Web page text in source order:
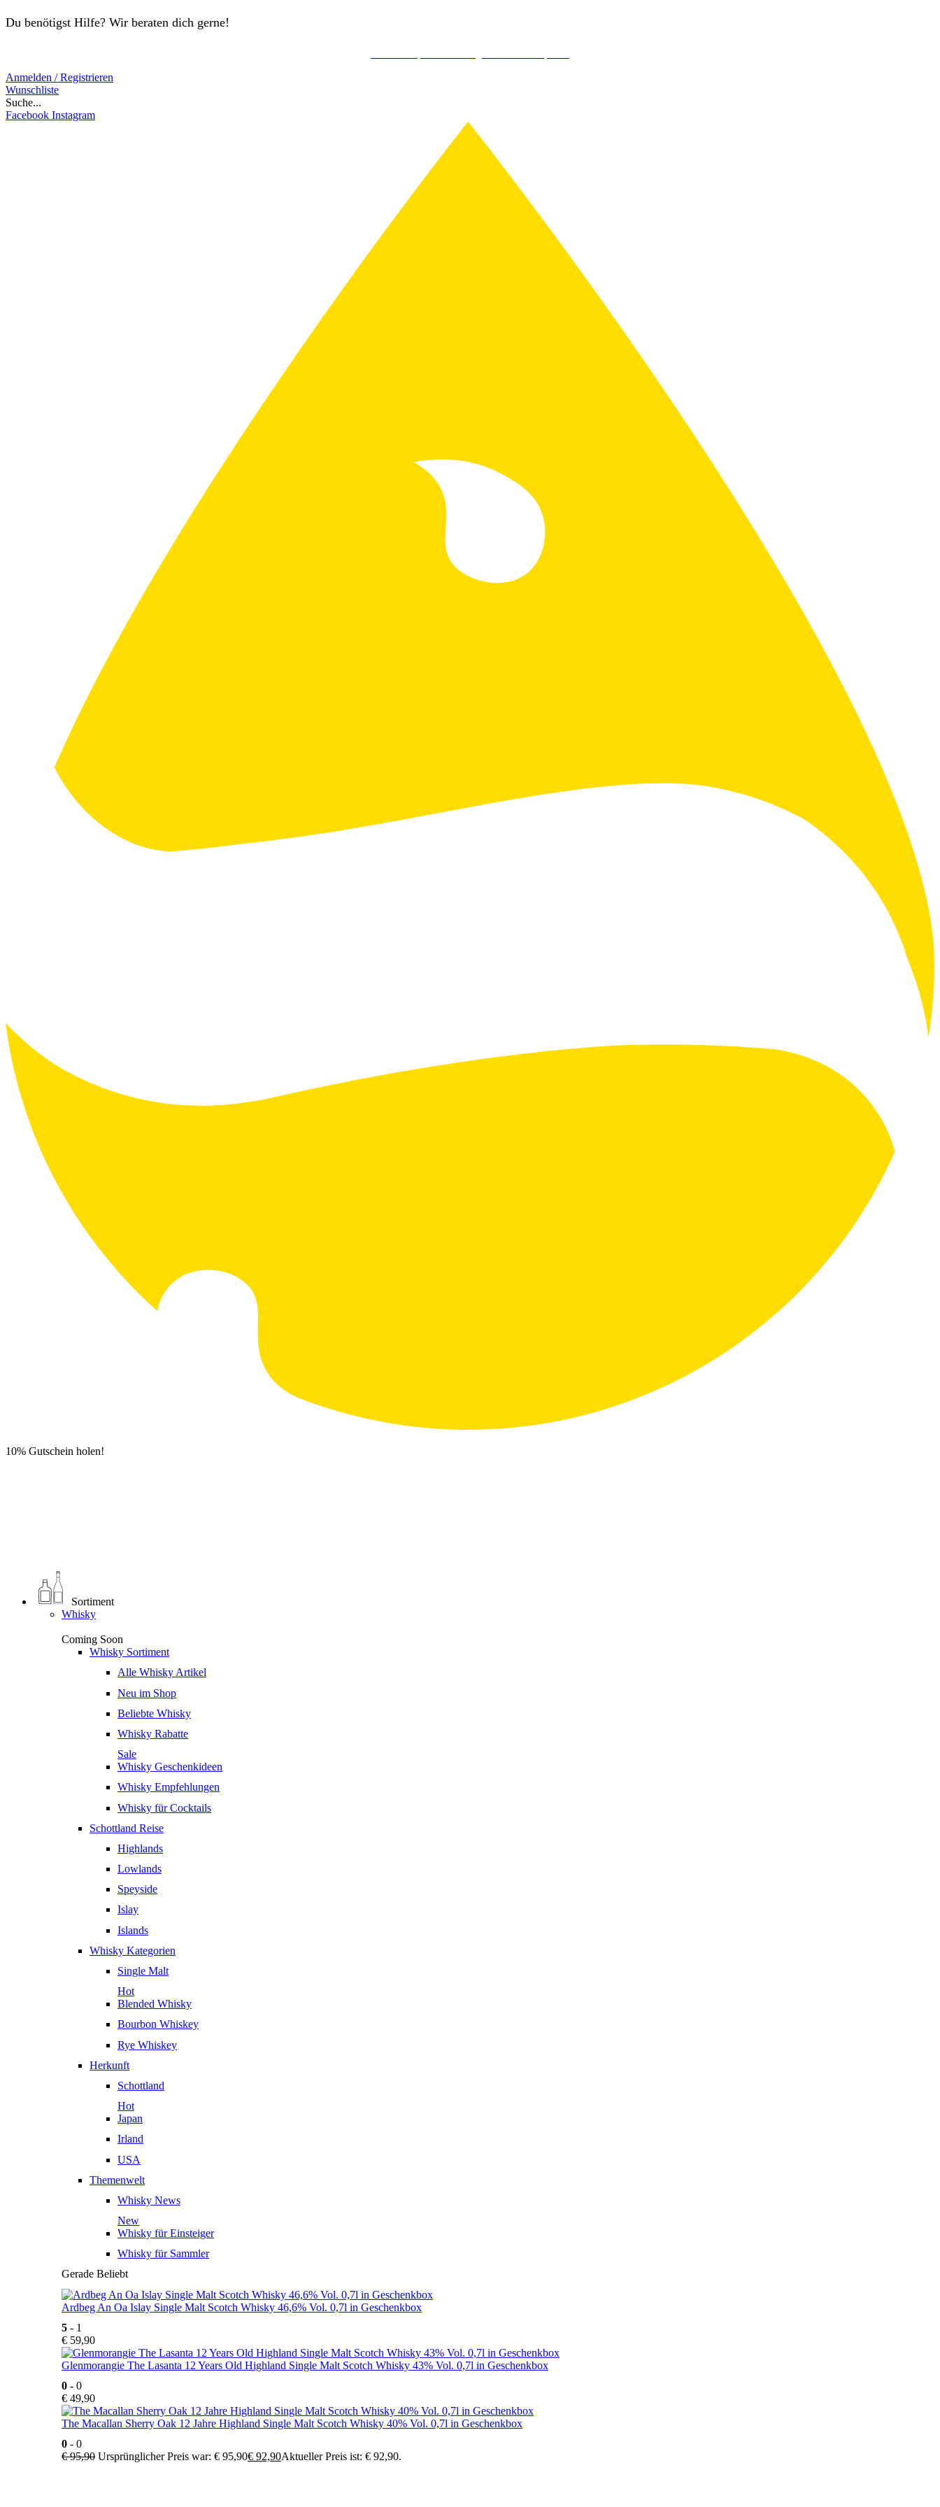
Du benötigst Hilfe? Wir beraten dich gerne!
Anmelden / Registrieren
Wunschliste
Suche...
Facebook Instagram
10% Gutschein holen!
Sortiment
Whisky
Coming Soon
Whisky Sortiment
Alle Whisky Artikel
Neu im Shop
Beliebte Whisky
Whisky Rabatte
Sale
Whisky Geschenkideen
Whisky Empfehlungen
Whisky für Cocktails
Schottland Reise
Highlands
Lowlands
Speyside
Islay
Islands
Whisky Kategorien
Single Malt
Hot
Blended Whisky
Bourbon Whiskey
Rye Whiskey
Herkunft
Schottland
Hot
Japan
Irland
USA
Themenwelt
Whisky News
New
Whisky für Einsteiger
Whisky für Sammler
Gerade Beliebt
Ardbeg An Oa Islay Single Malt Scotch Whisky 46,6% Vol. 0,7l in Geschenkbox
5 - 1
€ 59,90
Glenmorangie The Lasanta 12 Years Old Highland Single Malt Scotch Whisky 43% Vol. 0,7l in Geschenkbox
0 - 0
€ 49,90
The Macallan Sherry Oak 12 Jahre Highland Single Malt Scotch Whisky 40% Vol. 0,7l in Geschenkbox
0 - 0
€95,90 Ursprünglicher Preis war: € 95,90€ 92,90Aktueller Preis ist: € 92,90.